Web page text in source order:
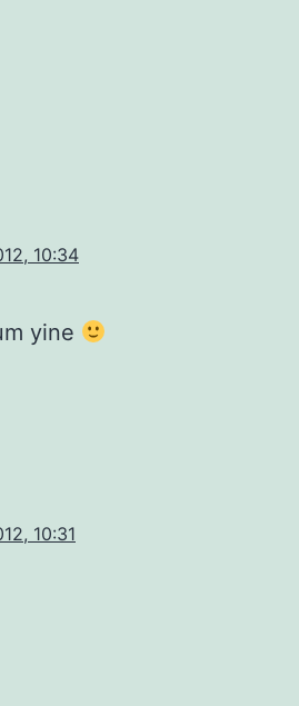
10:34
yine
10:31